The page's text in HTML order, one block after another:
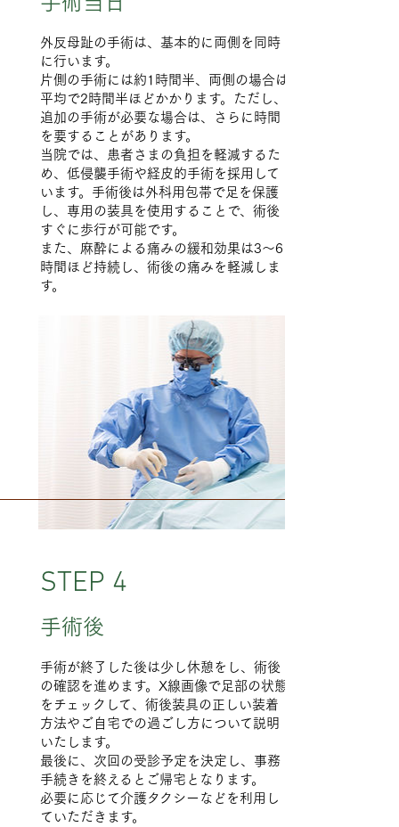
外反母趾の手術は、基本的に両側を同時
に行います。
片側の手術には約1時間半、両側の場合は
平均で2時間半ほどかかります。ただし、
追加の手術が必要な場合は、さらに時間
を要することがあります。
当院では、患者さまの負担を軽減するた
め、低侵襲手術や経皮的手術を採用して
います。手術後は外科用包帯で足を保護
し、専用の装具を使用することで、術後
すぐに歩行が可能です。
また、麻酔による痛みの緩和効果は3～6
時間ほど持続し、術後の痛みを軽減しま
す。
STEP 4
手術後
手術が終了した後は少し休憩をし、術後
の確認を進めます。X線画像で足部の状態
をチェックして、術後装具の正しい装着
方法やご自宅での過ごし方について説明
いたします。
最後に、次回の受診予定を決定し、事務
手続きを終えるとご帰宅となります。
​必要に応じて介護タクシーなどを利用し
ていただきます。